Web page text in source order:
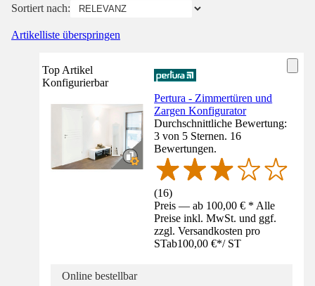
Sortiert nach:
Artikelliste überspringen
Top Artikel
Konfigurierbar
Pertura - Zimmertüren und
Zargen Konfigurator
Durchschnittliche Bewertung:
3 von 5 Sternen. 16
Bewertungen.
(16)
Preis — ab 100,00 € * Alle
Preise inkl. MwSt. und ggf.
zzgl. Versandkosten pro
STab100,00 €*/ ST
Online bestellbar